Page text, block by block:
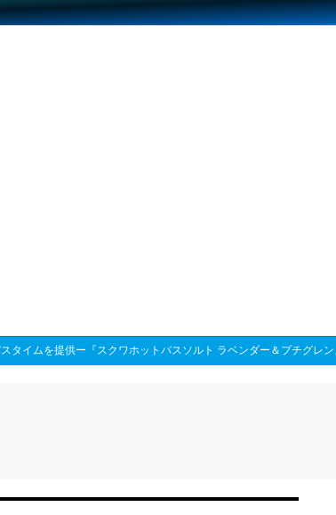
タイムを提供ー『スクワホットバスソルト ラベンダー＆プチグレ